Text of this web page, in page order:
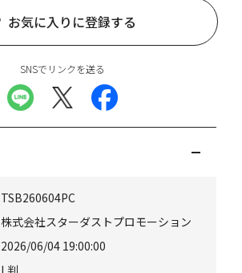
お気に入りに登録する
SNSでリンクを送る
TSB260604PC
株式会社スターダストプロモーション
2026/06/04 19:00:00
L判